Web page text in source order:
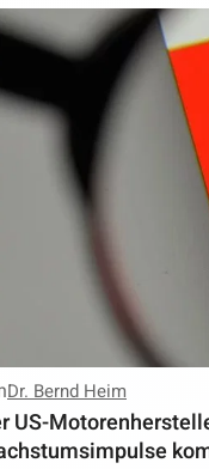
Dr. Bernd Heim
US-